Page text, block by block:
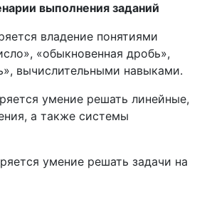
выполнения заданий
владение понятиями
«обыкновенная дробь»,
вычислительными навыками.
умение решать линейные,
а также системы
умение решать задачи на